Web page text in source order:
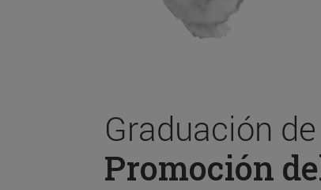
Graduación
Promoción